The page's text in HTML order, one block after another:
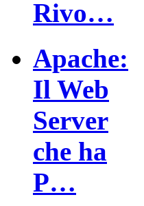
Rivo…
Apache:
Il Web
Server
che ha
P…